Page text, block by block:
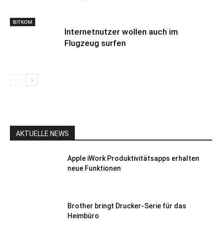
BITKOM
Internetnutzer wollen auch im
Flugzeug surfen
AKTUELLE NEWS
Apple iWork Produktivitätsapps erhalten
neue Funktionen
Brother bringt Drucker-Serie für das
Heimbüro